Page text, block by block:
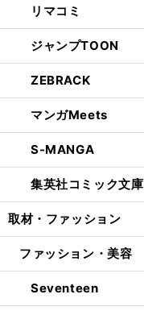
リマコミ
ジャンプTOON
ZEBRACK
マンガMeets
S-MANGA
集英社コミック文庫
取材・ファッション
ファッション・美容
Seventeen